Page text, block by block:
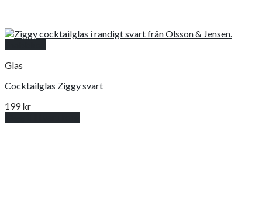
Glas
Cocktailglas Ziggy svart
199kr